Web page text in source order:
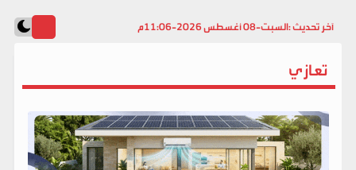
آخر تحديث :السبت-08 أغسطس 2026-11:06م
تعازي